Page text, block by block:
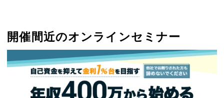
開催間近のオンラインセミナー